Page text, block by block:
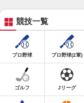
競技一覧
プロ野球 プロ野球(2軍)
ゴルフ Jリーグ